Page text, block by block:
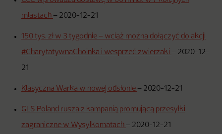
miastach – 2020-12-21
150 tys. zł w 3 tygodnie – wciąż można dołączyć do akcji
#CharytatywnaChoinka i wesprzeć zwierzaki – 2020-12-
21
Klasyczna Warka w nowej odsłonie – 2020-12-21
GLS Poland rusza z kampanią promującą przesyłki
zagraniczne w Wysyłkomatach – 2020-12-21